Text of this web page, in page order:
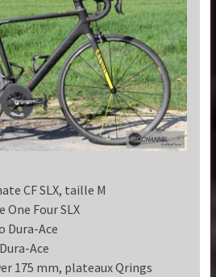
CF SLX, taille M
One Four SLX
Dura-Ace
Ace
175 mm, plateaux Qrings